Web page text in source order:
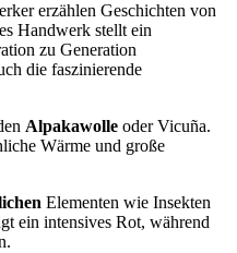
erzählen Geschichten von
Handwerk stellt ein
zu Generation
die faszinierende
Alpakawolle oder Vicuña.
Wärme und große
Elementen wie Insekten
ein intensives Rot, während